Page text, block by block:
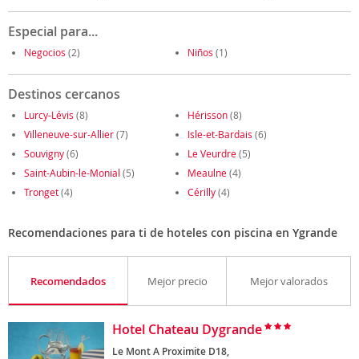
Especial para...
Negocios (2) Niños (1)
Destinos cercanos
Lurcy-Lévis (8) Hérisson(8)
Villeneuve-sur-Allier(7) Isle-et-Bardais (6)
Souvigny(6) Le Veurdre(5)
Saint-Aubin-le-Monial (5) Meaulne(4)
Tronget(4) Cérilly(4)
Recomendaciones para ti de hoteles con piscina en Ygrande
Recomendados Mejor precio Mejor valorados
Hotel Chateau Dygrande
Le Mont A Proximite D18,